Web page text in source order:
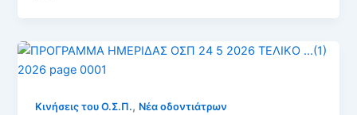
Κινήσεις του Ο.Σ.Π., Νέα οδοντιάτρων